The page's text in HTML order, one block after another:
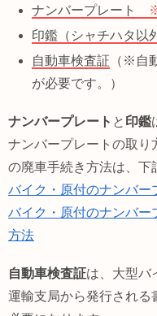
ナンバープレート
印鑑（シャチハタ
自動車検査証 （※自
が必要です。）
ナンバープレート と 印鑑
ナンバープレートの取り
の廃車手続き方法は、下
バイク・原付のナンバー
バイク・原付のナンバー
方法
自動車検査証は、大型バ
運輸支局から発行される